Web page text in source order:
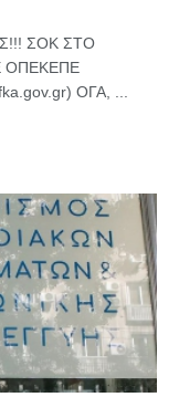
ΣΟΚ ΣΤΟ
ΟΠΕΚΕΠΕ
ΟΓΑ, ...